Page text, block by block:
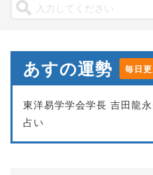
あすの運勢 毎日
東洋易学学会学長 吉田龍
占い